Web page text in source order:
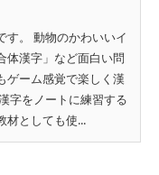
す。 動物のかわいいイ
体漢字」など面白い問
ゲーム感覚で楽しく漢
字をノートに練習する
材としても使...